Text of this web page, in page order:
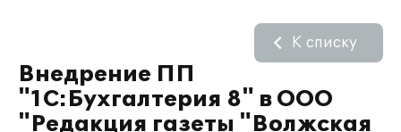
Внедрение ПП
"1С:Бухгалтерия 8" в ООО
"Редакция газеты "Волжская
К списку